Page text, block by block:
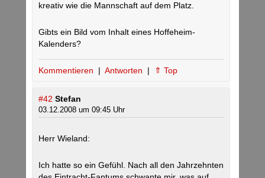
kreativ wie die Mannschaft auf dem Platz.
Gibts ein Bild vom Inhalt eines Hoffeheim-
Kalenders?
Kommentieren | Antworten | ⇑ Top
#42 Stefan
03.12.2008 um 09:45 Uhr
Herr Wieland:
Ich hatte so ein Gefühl. Nach all den Jahrzehnten